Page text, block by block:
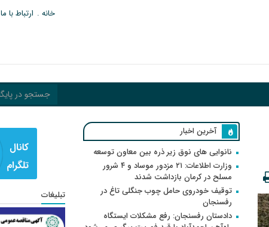
خانه ارتباط با ما
آخرین اخبار
نانوایی های نوق زیر ذره بین معاون توسعه
وزارت اطلاعات: ۲۱ مزدور موساد و ۴ شرور
مسلح در کرمان بازداشت شدند
توقیف خودروی حامل چوب جنگلی تاغ در
رفسنجان
دادستان رفسنجان: رفع مشکلات ایستگاه
تبلیغات